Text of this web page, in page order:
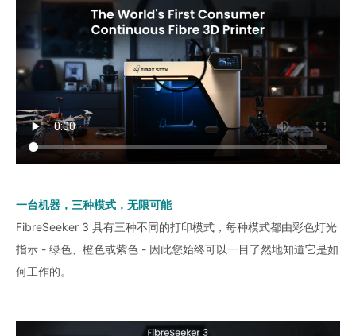
一台机器，三种模式，无限可能
FibreSeeker 3 具有三种不同的打印模式，每种模式都由彩色灯光
指示 - 绿色、橙色或紫色 - 因此您始终可以一目了然地知道它是如
何工作的。